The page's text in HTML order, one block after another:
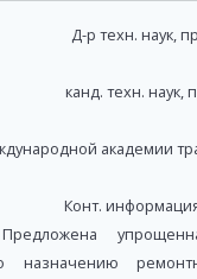
Д-р техн. наук,
канд. техн. наук,
академии
Конт.
назначению